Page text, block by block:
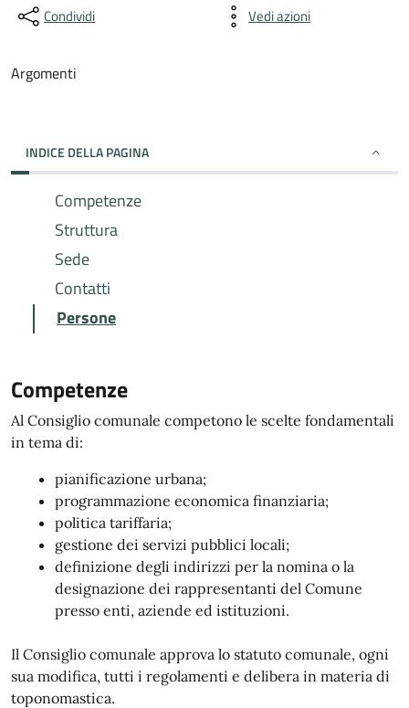
Condividi Vedi azioni
Argomenti
INDICE DELLA PAGINA
Competenze
Struttura
Sede
Contatti
Persone
Competenze
Al Consiglio comunale competono le scelte fondamentali
in tema di:
pianificazione urbana;
programmazione economica finanziaria;
politica tariffaria;
gestione dei servizi pubblici locali;
definizione degli indirizzi per la nomina o la
designazione dei rappresentanti del Comune
presso enti, aziende ed istituzioni.
Il Consiglio comunale approva lo statuto comunale, ogni
sua modifica, tutti i regolamenti e delibera in materia di
toponomastica.